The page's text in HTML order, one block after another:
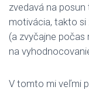
zvedavá na
motivácia, takto
(a zvyčajne
na
V tomto mi veľmi